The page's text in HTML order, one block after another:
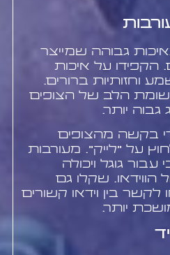
גבוהה שמייצר
על איכות
וחזותיות ברורים.
הלב של הצופים
גבוה יותר.
בקשה מהצופים
על "לייק". מעורבות
עבור גוגל ויכולה
שקלו גם
לקשר בין וידאו קשורים
יותר.